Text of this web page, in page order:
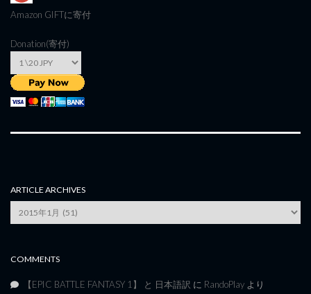
Amazon GIFTに寄付
Donation(寄付)
ARTICLE ARCHIVES
Article
Archives
COMMENTS
【EPIC BATTLE FANTASY 1】 と 日本語訳 に RandoPlay より